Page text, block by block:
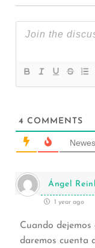
4 COMMENTS
Ángel
1 year ago
Cuando
daremos cuenta